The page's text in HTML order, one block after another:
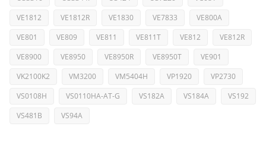
VE1812
VE1812R VE1830 VE7833
VE800A
VE801
VE809 VE811 VE811T VE812
VE812R
VE8900
VE8950 VE8950R VE8950T
VE901
VK2100K2
VM3200 VM5404H VP1920
VP2730
VS0108H
VS0110HA-AT-G VS182A VS184A
VS192
VS481B
VS94A